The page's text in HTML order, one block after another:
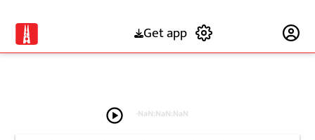
Get app
play_circle -NaN:NaN:NaN